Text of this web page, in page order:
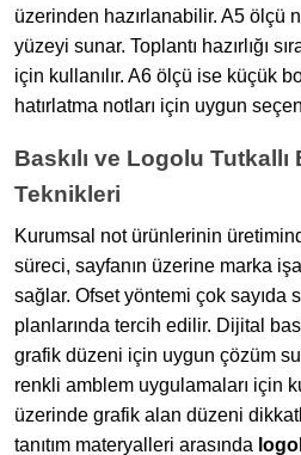
üzerinden hazırlanabilir. A5 ölçü
yüzeyi sunar. Toplantı hazırlığı
için kullanılır. A6 ölçü ise küçük
hatırlatma notları için uygun
Baskılı ve Logolu
Teknikleri
Kurumsal not ürünlerinin
süreci, sayfanın üzerine marka
sağlar. Ofset yöntemi çok sayıda
planlarında tercih edilir. Dijital
grafik düzeni için uygun çözüm
renkli amblem uygulamaları için
üzerinde grafik alan düzeni
tanıtım materyalleri arasında